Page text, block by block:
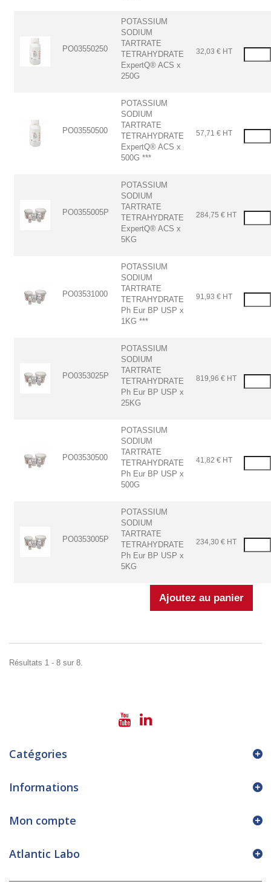
PO03550250
POTASSIUM
SODIUM
TARTRATE
TETRAHYDRATE
ExpertQ® ACS x
250G
32,03 € HT
PO03550500
POTASSIUM
SODIUM
TARTRATE
TETRAHYDRATE
ExpertQ® ACS x
500G ***
57,71 € HT
PO0355005P
POTASSIUM
SODIUM
TARTRATE
TETRAHYDRATE
ExpertQ® ACS x
5KG
284,75 € HT
PO03531000
POTASSIUM
SODIUM
TARTRATE
TETRAHYDRATE
Ph Eur BP USP x
1KG ***
91,93 € HT
PO0353025P
POTASSIUM
SODIUM
TARTRATE
TETRAHYDRATE
Ph Eur BP USP x
25KG
819,96 € HT
PO03530500
POTASSIUM
SODIUM
TARTRATE
TETRAHYDRATE
Ph Eur BP USP x
500G
41,82 € HT
PO0353005P
POTASSIUM
SODIUM
TARTRATE
TETRAHYDRATE
Ph Eur BP USP x
5KG
234,30 € HT
Résultats 1 - 8 sur 8.
Catégories
Informations
Mon compte
Atlantic Labo